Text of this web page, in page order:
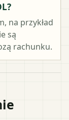
na przykład
są
rachunku.